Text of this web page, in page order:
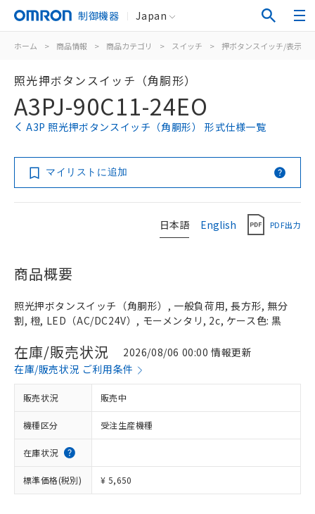
制御機器 Japan
ホーム > 商品情報 > 商品カテゴリ > スイッチ > 押ボタンスイッチ/表示灯
照光押ボタンスイッチ（角胴形）
A3PJ-90C11-24EO
A3P 照光押ボタンスイッチ（角胴形） 形式仕様一覧
マイリストに追加
日本語 English PDF出力
商品概要
照光押ボタンスイッチ（角胴形）, 一般負荷用, 長方形, 無分
割, 橙, LED（AC/DC24V）, モーメンタリ, 2c, ケース色: 黒
在庫/販売状況
2026/08/06 00:00 情報更新
在庫/販売状況 ご利用条件
販売状況 販売中
機種区分 受注生産機種
在庫状況
標準価格(税別) ¥ 5,650